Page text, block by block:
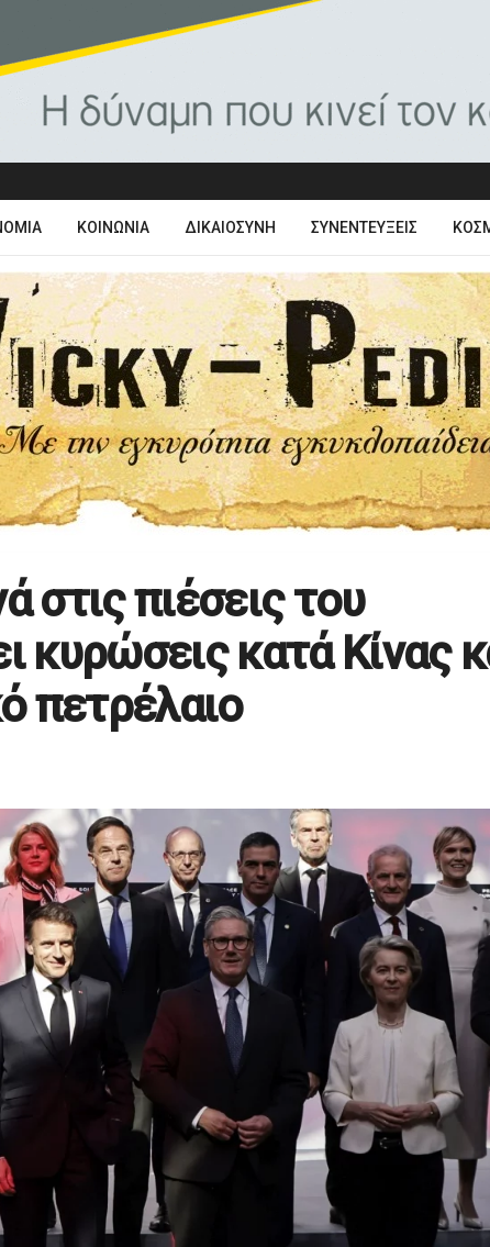
ΚΟΙΝΩΝΊΑ ΔΙΚΑΙΟΣΎΝΗ ΣΥΝΕΝΤΕΎΞΕΙΣ
στις πιέσεις του
κυρώσεις κατά Κίνας
πετρέλαιο